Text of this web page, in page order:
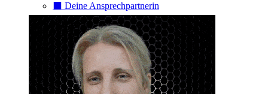
⬛️ Deine Ansprechpartnerin